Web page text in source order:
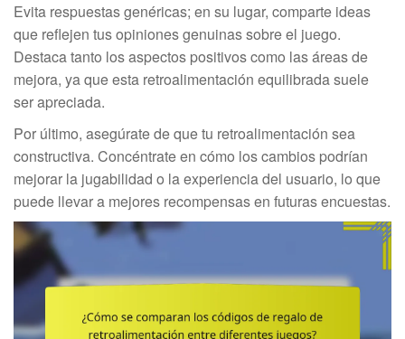
Evita respuestas genéricas; en su lugar, comparte ideas
que reflejen tus opiniones genuinas sobre el juego.
Destaca tanto los aspectos positivos como las áreas de
mejora, ya que esta retroalimentación equilibrada suele
ser apreciada.
Por último, asegúrate de que tu retroalimentación sea
constructiva. Concéntrate en cómo los cambios podrían
mejorar la jugabilidad o la experiencia del usuario, lo que
puede llevar a mejores recompensas en futuras encuestas.